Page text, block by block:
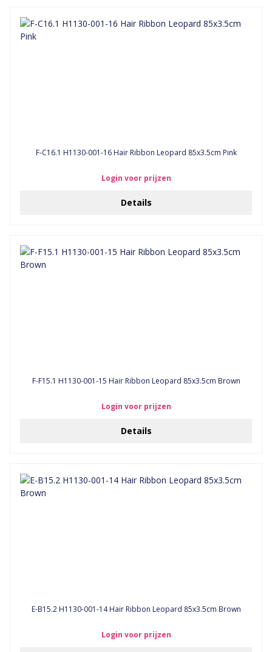
F-C16.1 H1130-001-16 Hair Ribbon Leopard 85x3.5cm Pink
Login voor prijzen
Details
F-F15.1 H1130-001-15 Hair Ribbon Leopard 85x3.5cm Brown
Login voor prijzen
Details
E-B15.2 H1130-001-14 Hair Ribbon Leopard 85x3.5cm Brown
Login voor prijzen